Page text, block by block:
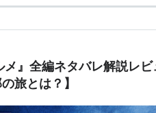
料理店の店主役
』全編ネタバレ解説レ
旅とは？】